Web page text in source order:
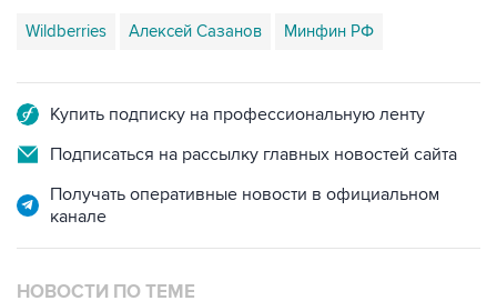
Подписаться на рассылку главных новостей сайта
Получать оперативные новости в официальном
НОВОСТИ ПО ТЕМЕ
6 августа 15:54